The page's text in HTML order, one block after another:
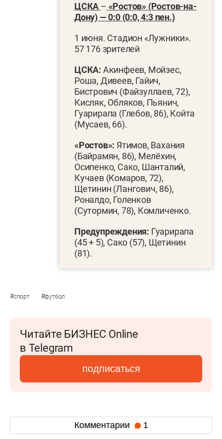
ЦСКА – «Ростов» (Ростов-на-
Дону) — 0:0 (0:0, 4:3 пен.)
1 июня. Стадион «Лужники».
57 176 зрителей
ЦСКА: Акинфеев, Мойзес,
Роша, Дивеев, Гайич,
Бистрович (Файзуллаев, 72),
Кисляк, Обляков, Пьянич,
Гуарирапа (Глебов, 86), Койта
(Мусаев, 66).
«Ростов»: Ятимов, Вахания
(Байрамян, 86), Мелёхин,
Осипенко, Сако, Шанталий,
Кучаев (Комаров, 72),
Щетинин (Лангович, 86),
Роналдо, Голенков
(Сутормин, 78), Комличенко.
Предупреждения: Гуарирапа
(45 + 5), Сако (57), Щетинин
(81).
#спорт #футбол
Читайте БИЗНЕС Online
в Telegram
подписаться
Комментарии 1